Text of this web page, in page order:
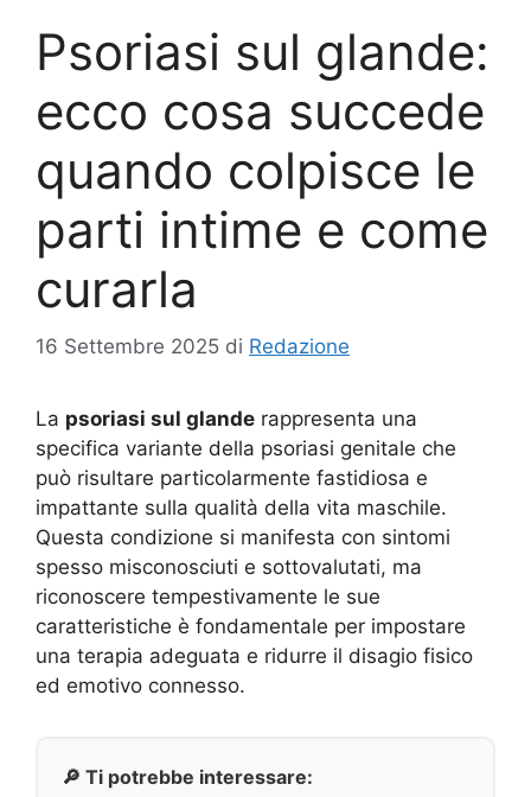
Psoriasi sul glande:
ecco cosa succede
quando colpisce le
parti intime e come
curarla
16 Settembre 2025 di Redazione
La psoriasi sul glande rappresenta una
specifica variante della psoriasi genitale che
può risultare particolarmente fastidiosa e
impattante sulla qualità della vita maschile.
Questa condizione si manifesta con sintomi
spesso misconosciuti e sottovalutati, ma
riconoscere tempestivamente le sue
caratteristiche è fondamentale per impostare
una terapia adeguata e ridurre il disagio fisico
ed emotivo connesso.
🔎 Ti potrebbe interessare: